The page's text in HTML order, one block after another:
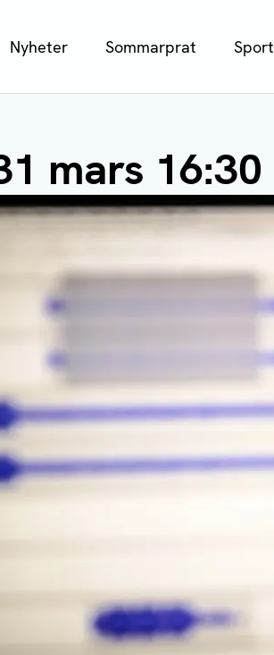
Nyheter Sommarprat Sport
mars 16:30